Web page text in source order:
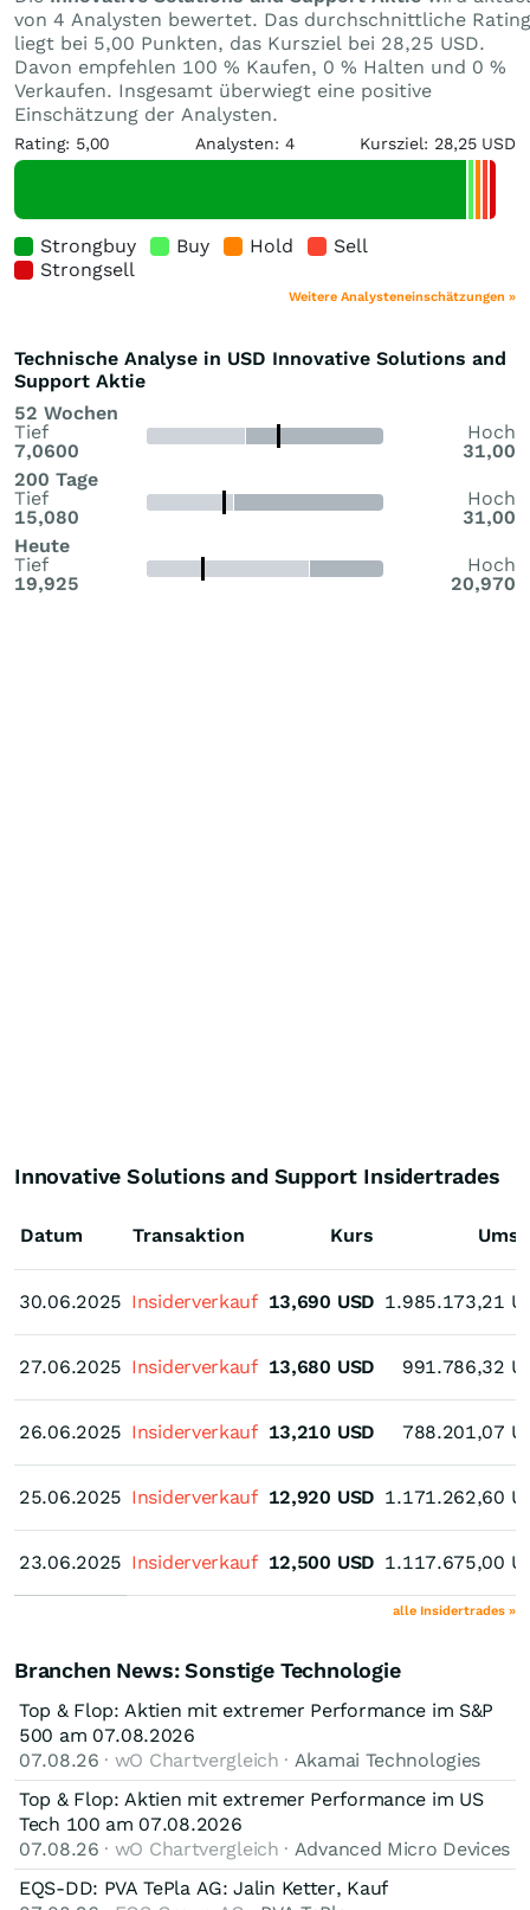
von 4 Analysten bewertet. Das durchschnittliche Rating
liegt bei 5,00 Punkten, das Kursziel bei 28,25 USD.
Davon empfehlen 100 % Kaufen, 0 % Halten und 0 %
Verkaufen. Insgesamt überwiegt eine positive
Einschätzung der Analysten.
Rating: 5,00 Analysten: 4 Kursziel: 28,25 USD
Strongbuy Buy Hold
Sell
Strongsell
Weitere Analysteneinschätzungen »
Technische Analyse in USD Innovative Solutions and
Support Aktie
52 Wochen
Tief
7,0600
Hoch
31,00
200 Tage
Tief
15,080
Hoch
31,00
Heute
Tief
19,925
Hoch
20,970
Innovative Solutions and Support Insidertrades
Datum
30.06.2025
27.06.2025
26.06.2025
25.06.2025
23.06.2025
Transaktion Kurs
30.06.2025 Insiderverkauf 13,690 USD 1.985.173,21
27.06.2025 Insiderverkauf 13,680 USD 991.786,32
26.06.2025 Insiderverkauf 13,210 USD 788.201,07
25.06.2025 Insiderverkauf 12,920 USD 1.171.262,60
23.06.2025 Insiderverkauf 12,500 USD 1.117.675,00
alle Insidertrades »
Branchen News: Sonstige Technologie
Top & Flop: Aktien mit extremer Performance im S&P
500 am 07.08.2026
07.08.26 · wO Chartvergleich · Akamai Technologies
Top & Flop: Aktien mit extremer Performance im US
Tech 100 am 07.08.2026
07.08.26 · wO Chartvergleich · Advanced Micro Devices
EQS-DD: PVA TePla AG: Jalin Ketter, Kauf